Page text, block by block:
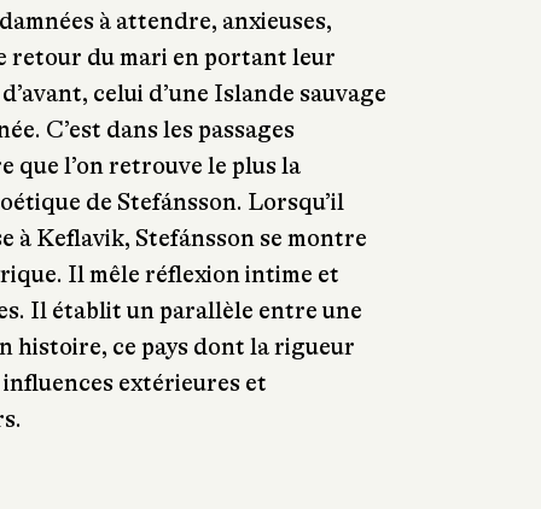
à attendre, anxieuses,
retour du mari en portant leur
celui d’une Islande sauvage
C’est dans les passages
que l’on retrouve le plus la
de Stefánsson. Lorsqu’il
à Keflavik, Stefánsson se montre
Il mêle réflexion intime et
Il établit un parallèle entre une
histoire, ce pays dont la rigueur
extérieures et